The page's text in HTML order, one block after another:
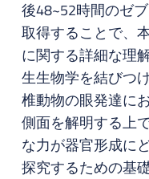
後48~52時間のゼ
取得することで、
に関する詳細な理
生生物学を結びつ
椎動物の眼発達に
側面を解明する上
な力が器官形成に
探究するための基